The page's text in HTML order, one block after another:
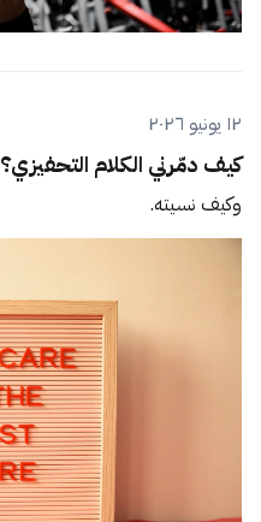
١٢ يونيو ٢٠٢٦
كيف دمّرني الكلام التحفيزي؟
وكيف نسيته.